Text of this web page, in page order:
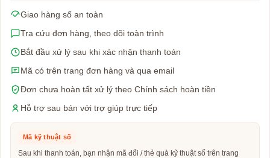
Giao hàng số an toàn
Tra cứu đơn hàng, theo dõi toàn trình
Bắt đầu xử lý sau khi xác nhận thanh toán
Mã có trên trang đơn hàng và qua email
Đơn chưa hoàn tất xử lý theo Chính sách hoàn tiền
Hỗ trợ sau bán với trợ giúp trực tiếp
Mã kỹ thuật số
Sau khi thanh toán, bạn nhận mã đổi / thẻ quà kỹ thuật số trên trang